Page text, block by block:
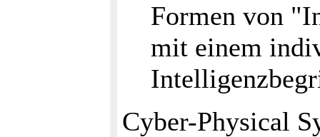
Formen von
mit einem
Cyber-Physical